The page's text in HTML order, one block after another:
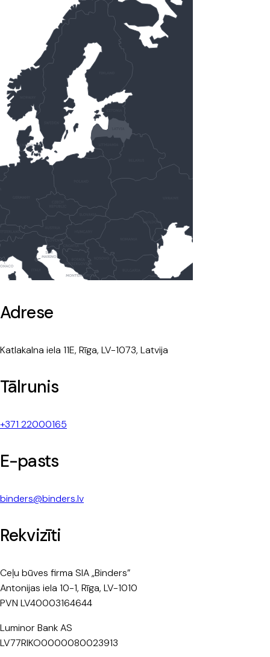
Adrese
Katlakalna iela 11E, Rīga, LV-1073, Latvija
Tālrunis
+371 22000165
E-pasts
binders@binders.lv
Rekvizīti
Ceļu būves firma SIA „Binders”
Antonijas iela 10-1, Rīga, LV-1010
PVN LV40003164644
Luminor Bank AS
LV77RIKO0000080023913